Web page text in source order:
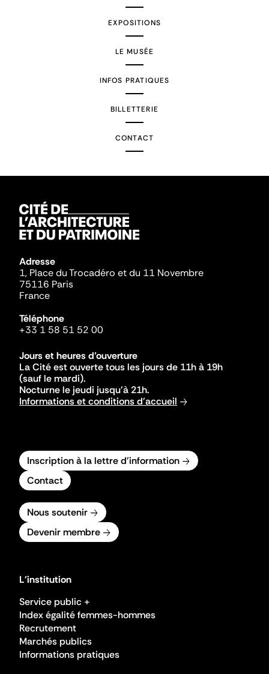
EXPOSITIONS
LE MUSÉE
INFOS PRATIQUES
BILLETTERIE
CONTACT
Adresse
1, Place du Trocadéro et du 11 Novembre
75116 Paris
France
Téléphone
+33 1 58 51 52 00
Jours et heures d'ouverture
La Cité est ouverte tous les jours de 11h à 19h
(sauf le mardi).
Nocturne le jeudi jusqu'à 21h.
Informations et conditions d'accueil
Inscription à la lettre d'information
Contact
Nous soutenir
Devenir membre
L'institution
Service public +
Index égalité femmes-hommes
Recrutement
Marchés publics
Informations pratiques